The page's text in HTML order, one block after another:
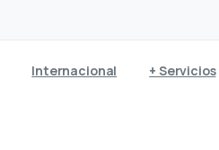
Internacional + Servicios